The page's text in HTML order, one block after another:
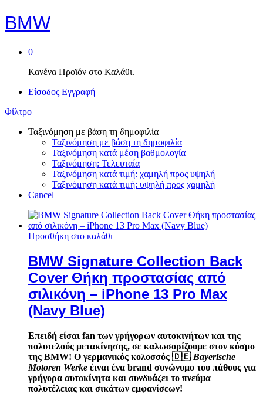
BMW
0
Κανένα Προϊόν στο Καλάθι.
Είσοδος Εγγραφή
Φίλτρο
Ταξινόμηση με βάση τη δημοφιλία
Ταξινόμηση με βάση τη δημοφιλία
Ταξινόμηση κατά μέση βαθμολογία
Ταξινόμηση: Τελευταία
Ταξινόμηση κατά τιμή: χαμηλή προς υψηλή
Ταξινόμηση κατά τιμή: υψηλή προς χαμηλή
Cancel
Προσθήκη στο καλάθι
BMW Signature Collection Back
Cover Θήκη προστασίας από
σιλικόνη – iPhone 13 Pro Max
(Navy Blue)
Επειδή είσαι fan των γρήγορων αυτοκινήτων και της
πολυτελούς μετακίνησης, σε καλωσορίζουμε στον κόσμο
της BMW! Ο γερμανικός κολοσσός 🇩🇪 Bayerische
Motoren Werke έιναι ένα brand συνώνυμο του πάθους για
γρήγορα αυτοκίνητα και συνδυάζει το πνεύμα
πολυτέλειας και σικάτων εμφανίσεων!